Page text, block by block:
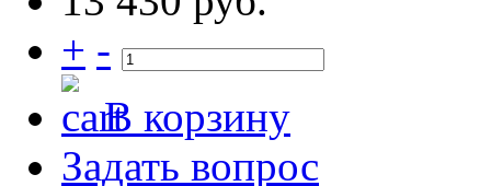
+ -
В корзину
Задать вопрос